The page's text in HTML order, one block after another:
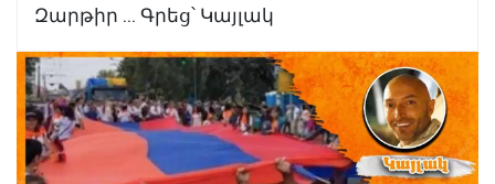
Զարթիր ... Գրեց՝ Կայլակ